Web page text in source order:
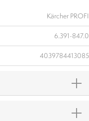
Kärcher PROFI
6.391-847.0
4039784413085